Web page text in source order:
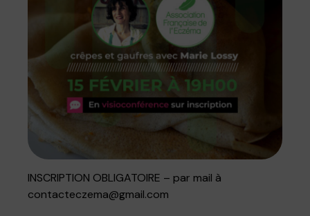
INSCRIPTION OBLIGATOIRE – par mail à
contacteczema@gmail.com